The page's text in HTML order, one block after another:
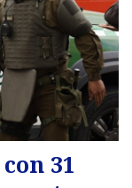
31